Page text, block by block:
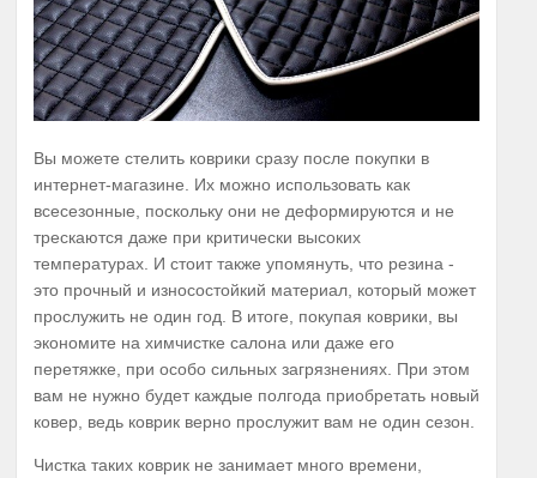
Вы можете стелить коврики сразу после покупки в
интернет-магазине. Их можно использовать как
всесезонные, поскольку они не деформируются и не
трескаются даже при критически высоких
температурах. И стоит также упомянуть, что резина -
это прочный и износостойкий материал, который может
прослужить не один год. В итоге, покупая коврики, вы
экономите на химчистке салона или даже его
перетяжке, при особо сильных загрязнениях. При этом
вам не нужно будет каждые полгода приобретать новый
ковер, ведь коврик верно прослужит вам не один сезон.
Чистка таких коврик не занимает много времени,